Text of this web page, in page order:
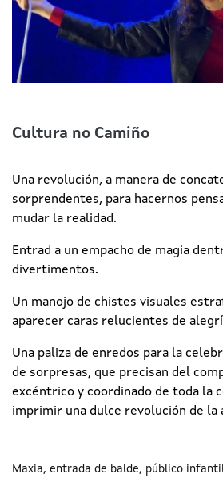
Cultura no Camiño
Una revolución, a manera de
sorprendentes, para hacernos
mudar la realidad.
Entrad a un empacho de magia
divertimentos.
Un manojo de chistes visuales
aparecer caras relucientes de
Una paliza de enredos para la
de sorpresas, que precisan del
excéntrico y coordinado de toda la
imprimir una dulce revolución de la
Maxia entrada de balde público